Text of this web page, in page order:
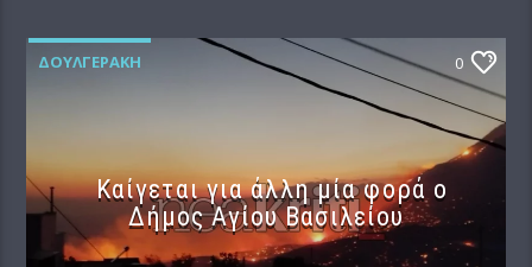
ΔΟΥΛΓΕΡΆΚΗ 0
Καίγεται για άλλη μία φορά ο
Δήμος Αγίου Βασιλείου